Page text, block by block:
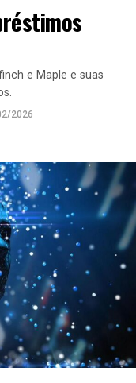
e Maple e suas
2026